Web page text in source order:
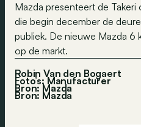
Mazda presenteert de
die begin december de
publiek. De nieuwe Mazda 6
op de markt.
Robin Van den Bogaert
Foto’s: Manufacturer
Bron: Mazda
Bron: Mazda